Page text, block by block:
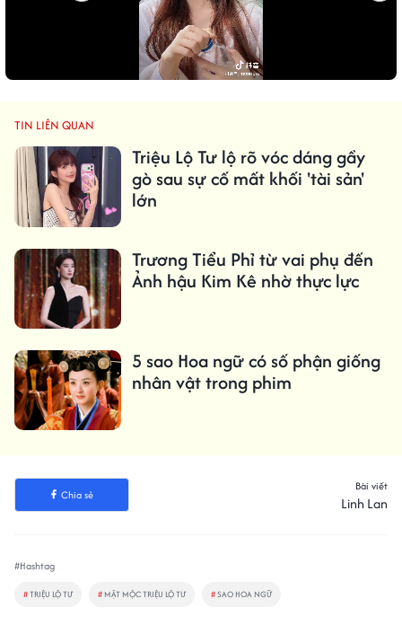
TIN LIÊN QUAN
Triệu Lộ Tư lộ rõ vóc dáng gầy
gò sau sự cố mất khối 'tài sản'
lớn
Trương Tiểu Phỉ từ vai phụ đến
Ảnh hậu Kim Kê nhờ thực lực
5 sao Hoa ngữ có số phận giống
nhân vật trong phim
Chia sẻ
Bài viết
Linh Lan
#Hashtag
#TRIỆU LỘ TƯ # MẶT MỘC TRIỆU LỘ TƯ #SAO HOA NGỮ